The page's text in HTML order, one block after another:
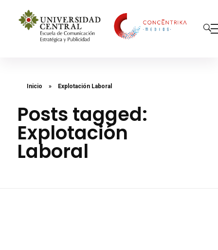
Inicio » Explotación Laboral
Posts tagged:
Explotación
Laboral